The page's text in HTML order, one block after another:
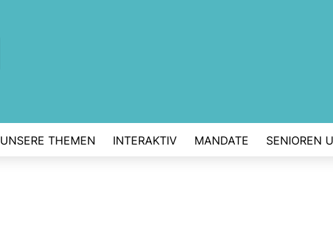
UNSERE THEMEN INTERAKTIV MANDATE SENIOREN